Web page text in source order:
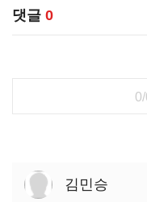
댓글 0
김민승